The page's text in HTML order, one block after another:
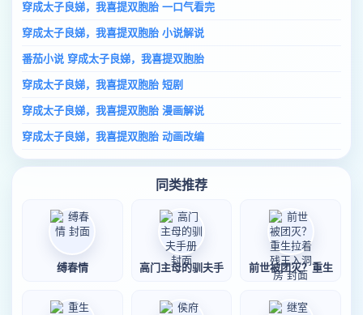
穿成太子良娣，我喜提双胞胎 一口气看完
穿成太子良娣，我喜提双胞胎 小说解说
番茄小说 穿成太子良娣，我喜提双胞胎
穿成太子良娣，我喜提双胞胎 短剧
穿成太子良娣，我喜提双胞胎 漫画解说
穿成太子良娣，我喜提双胞胎 动画改编
同类推荐
缚春情 高门主母的驯夫手 前世被团灭？重生